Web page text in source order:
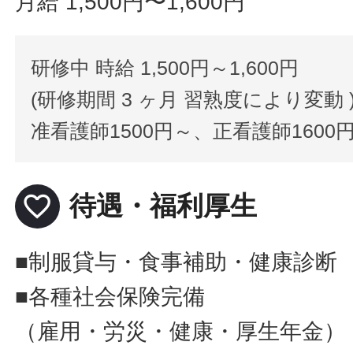
研修中 時給 1,500円～1,600円
(研修期間 3 ヶ月 習熟度により変動
准看護師1500円～、正看護師1600
favorite_border 待遇・福利厚生
■制服貸与・食事補助・健康診断
■各種社会保険完備
（雇用・労災・健康・厚生年金）